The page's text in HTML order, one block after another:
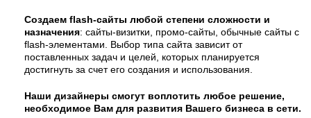
Создаем flash-сайты любой степени сложности и
назначения: сайты-визитки, промо-сайты, обычные сайты с
flash-элементами. Выбор типа сайта зависит от
поставленных задач и целей, которых планируется
достигнуть за счет его создания и использования.
Наши дизайнеры смогут воплотить любое решение,
необходимое Вам для развития Вашего бизнеса в сети.